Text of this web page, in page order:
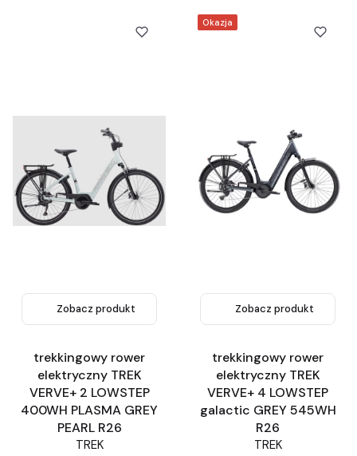
Zobacz produkt
trekkingowy rower
elektryczny TREK
VERVE+ 2 LOWSTEP
400WH PLASMA GREY
PEARL R26
TREK
Okazja
Zobacz produkt
trekkingowy rower
elektryczny TREK
VERVE+ 4 LOWSTEP
galactic GREY 545WH
R26
TREK